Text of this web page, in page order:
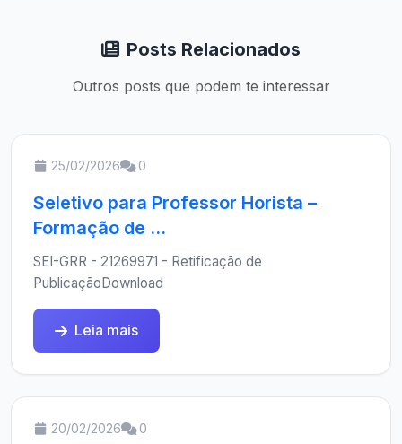
Posts Relacionados
Outros posts que podem te interessar
25/02/2026 0
Seletivo para Professor Horista –
Formação de ...
SEI-GRR - 21269971 - Retificação de
PublicaçãoDownload
Leia mais
20/02/2026 0